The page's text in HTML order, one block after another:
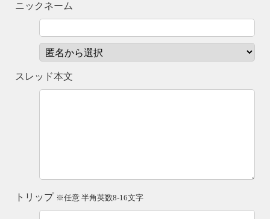
ニックネーム
スレッド本文
トリップ ※任意 半角英数8-16文字